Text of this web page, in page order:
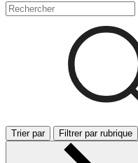
Trier par Filtrer par rubrique